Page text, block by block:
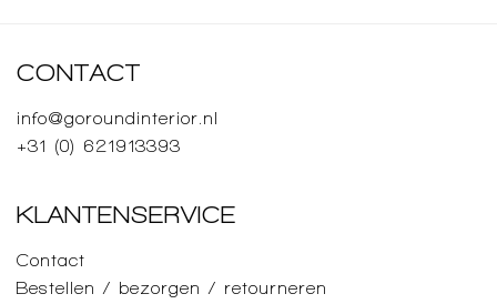
CONTACT
info@goroundinterior.nl
+31 (0) 621913393
KLANTENSERVICE
Contact
Bestellen / bezorgen / retourneren